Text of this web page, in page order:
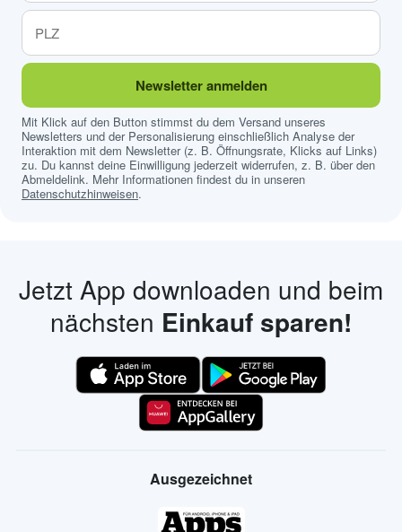
Newsletter anmelden
Mit Klick auf den Button stimmst du dem Versand unseres
Newsletters und der Personalisierung einschließlich Analyse der
Interaktion mit dem Newsletter (z. B. Öffnungsrate, Klicks auf Links)
zu. Du kannst deine Einwilligung jederzeit widerrufen, z. B. über den
Abmeldelink. Mehr Informationen findest du in unseren
Datenschutzhinweisen.
Jetzt App downloaden und beim
nächsten Einkauf sparen!
Ausgezeichnet